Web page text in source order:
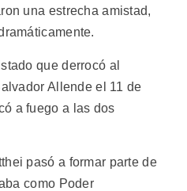
una estrecha amistad,
que derrocó al
Allende el 11 de
a fuego a las dos
pasó a formar parte de
como Poder